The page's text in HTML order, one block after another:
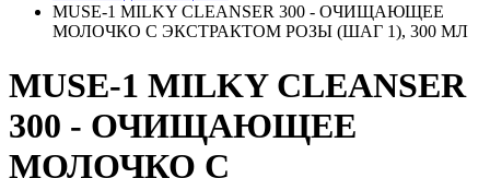
MUSE-1 MILKY CLEANSER 300 - ОЧИЩАЮЩЕЕ
МОЛОЧКО С ЭКСТРАКТОМ РОЗЫ (ШАГ 1), 300 МЛ
MUSE-1 MILKY CLEANSER
300 - ОЧИЩАЮЩЕЕ
МОЛОЧКО С